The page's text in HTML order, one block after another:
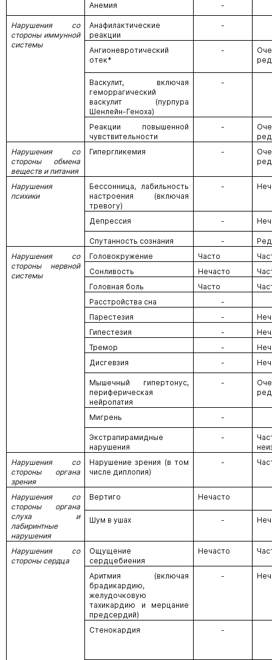
Анемия
-
Нарушения со
стороны иммунной
системы
Анафилактические
реакции
-
Ангионевротический
отек*
-
Васкулит, включая
геморрагический
васкулит (пурпура
Шенлейн-Геноха)
-
Реакции повышенной
чувствительности
-
Нарушения со
стороны обмена
веществ и питания
Гипергликемия -
Нарушения
психики
Бессонница, лабильность
настроения (включая
тревогу)
-
Депрессия -
Спутанность сознания -
Нарушения со
стороны нервной
системы
Головокружение Часто
Сонливость
Нечасто
Головная боль
Часто
Расстройства сна
-
Парестезия
-
Гипестезия
-
Тремор
-
Дисгевзия
-
Мышечный гипертонус,
периферическая
нейропатия
-
Мигрень -
Экстрапирамидные
нарушения
-
Нарушения со
стороны органа
зрения
Нарушение зрения (в том
числе диплопия)
-
Нарушения со
стороны органа
слуха и
лабиринтные
нарушения
Вертиго Нечасто
Шум в ушах -
Нарушения со
стороны сердца
Ощущение
сердцебиения
Нечасто
Аритмия (включая
брадикардию,
желудочковую
тахикардию и мерцание
предсердий)
-
Стенокардия -